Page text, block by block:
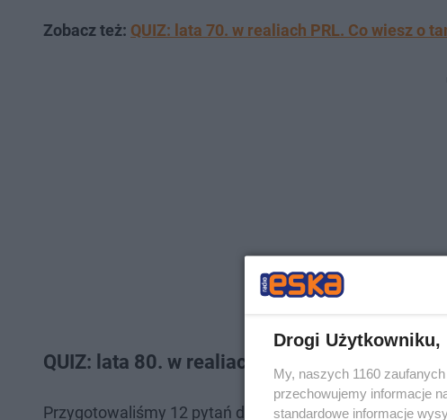
Zobacz też: QUIZ: lata 70. w realiach PRL. Co wiesz o
QUIZ: lata 80. w realiach PRL. Sprawdź swoją
Przygotowaliśmy 12 pytań dotyczących ważnych
Drogi Użytkowniku,
My, naszych 1160
przechowujemy informacje
standardowe informacje